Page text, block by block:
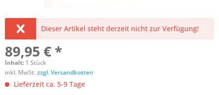
Dieser Artikel steht derzeit nicht zur Verfügung!
89,95 € *
Inhalt: 1 Stück
inkl. MwSt.zzgl. Versandkosten
Lieferzeit ca. 5-9 Tage